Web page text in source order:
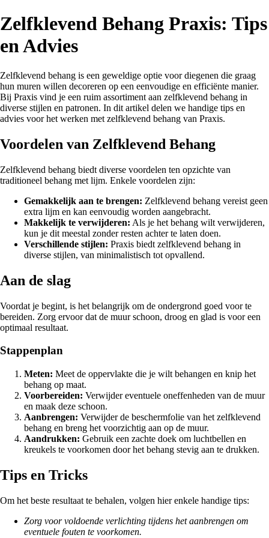
Zelfklevend Behang Praxis: Tips
en Advies
Zelfklevend behang is een geweldige optie voor diegenen die graag
hun muren willen decoreren op een eenvoudige en efficiënte manier.
Bij Praxis vind je een ruim assortiment aan zelfklevend behang in
diverse stijlen en patronen. In dit artikel delen we handige tips en
advies voor het werken met zelfklevend behang van Praxis.
Voordelen van Zelfklevend Behang
Zelfklevend behang biedt diverse voordelen ten opzichte van
traditioneel behang met lijm. Enkele voordelen zijn:
Gemakkelijk aan te brengen: Zelfklevend behang vereist geen
extra lijm en kan eenvoudig worden aangebracht.
Makkelijk te verwijderen: Als je het behang wilt verwijderen,
kun je dit meestal zonder resten achter te laten doen.
Verschillende stijlen: Praxis biedt zelfklevend behang in
diverse stijlen, van minimalistisch tot opvallend.
Aan de slag
Voordat je begint, is het belangrijk om de ondergrond goed voor te
bereiden. Zorg ervoor dat de muur schoon, droog en glad is voor een
optimaal resultaat.
Stappenplan
Meten: Meet de oppervlakte die je wilt behangen en knip het
behang op maat.
Voorbereiden: Verwijder eventuele oneffenheden van de muur
en maak deze schoon.
Aanbrengen: Verwijder de beschermfolie van het zelfklevend
behang en breng het voorzichtig aan op de muur.
Aandrukken: Gebruik een zachte doek om luchtbellen en
kreukels te voorkomen door het behang stevig aan te drukken.
Tips en Tricks
Om het beste resultaat te behalen, volgen hier enkele handige tips:
Zorg voor voldoende verlichting tijdens het aanbrengen om
eventuele fouten te voorkomen.